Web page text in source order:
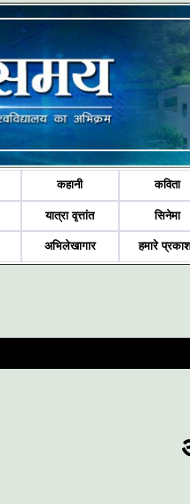
कहानी कविता
यात्रा वृत्तांत सिनेमा
अभिलेखागार हमारे